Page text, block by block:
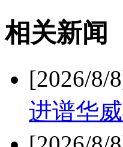
相关新闻
[2026/8/
进谱华